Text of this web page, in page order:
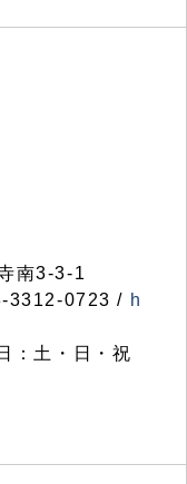
南3-3-1
3312-0723 / h
：土・日・祝